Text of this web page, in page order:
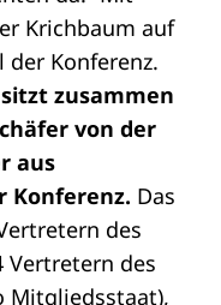
Krichbaum auf
der Konferenz.
sitzt zusammen
von der
aus
Konferenz. Das
des
Vertretern des
Mitgliedsstaat),